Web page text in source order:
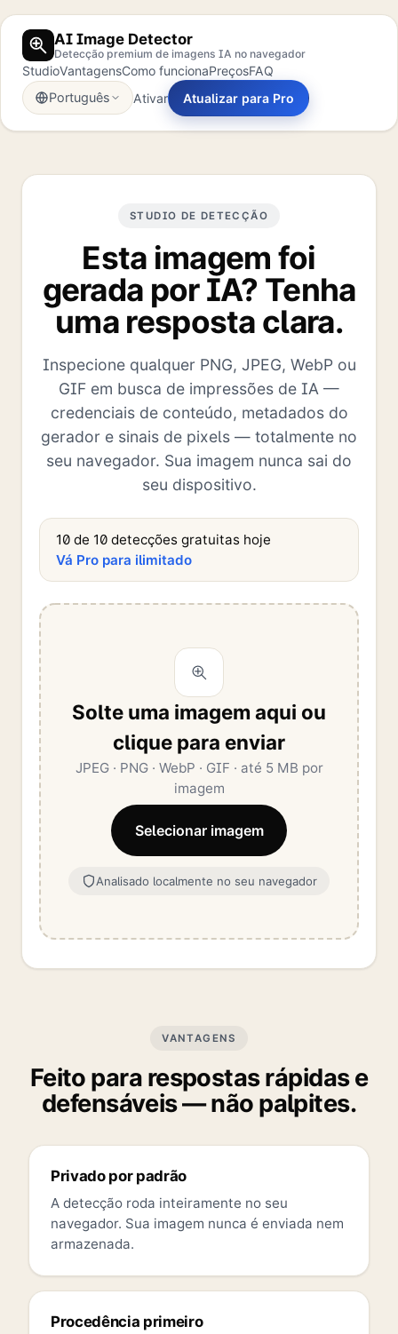
AI Image Detector
Detecção premium de imagens IA no navegador
StudioVantagensComo funcionaPreçosFAQ
Português
Ativar Atualizar para Pro
STUDIO DE DETECÇÃO
Esta imagem foi
gerada por IA? Tenha
uma resposta clara.
Inspecione qualquer PNG, JPEG, WebP ou
GIF em busca de impressões de IA —
credenciais de conteúdo, metadados do
gerador e sinais de pixels — totalmente no
seu navegador. Sua imagem nunca sai do
seu dispositivo.
10 de 10 detecções gratuitas hoje
Vá Pro para ilimitado
Solte uma imagem aqui ou
clique para enviar
JPEG · PNG · WebP · GIF · até 5 MB por
imagem
Selecionar imagem
Analisado localmente no seu navegador
VANTAGENS
Feito para respostas rápidas e
defensáveis — não palpites.
Privado por padrão
A detecção roda inteiramente no seu
navegador. Sua imagem nunca é enviada nem
armazenada.
Procedência primeiro